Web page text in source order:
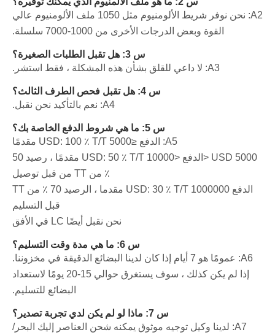
A2: نحن نوفر شريط الألومنيوم مثل 1050 ملف الألومنيوم عالي
القوة وبعض الدرجات الأخرى من 1000-7000 سلسلة.
س 3: هل تقبل الطلبات الصغيرة؟
A3: لا داعي للقلق بشأن هذه المشكلة ، فقط استشر.
س 4: هل تقبل فحص الطرف الثالث؟
A4: نعم بالتأكيد نحن نقبل.
س 5: ما هي شروط الدفع الخاصة بك؟
A5: الدفع ≤5000 USD: 100 ٪ T/T مقدمًا
5000 USD <الدفع <10000 USD: 50 ٪ T/T مقدمًا ، رصيد 50
٪ من TT من قبل توصيل
الدفع 1000000 USD: 30 ٪ T/T مقدما ، الرصيد 70 ٪ من TT
قبل التسليم
نحن نقبل أيضًا LC في الأفق
س 6: ما هي مدة وقت التسليم؟
A6: عمومًا هو 7 أيام إذا كان لدينا البضائع الدقيقة في مخزوننا.
إذا لم يكن كذلك ، سوف يستغرق حوالي 15-20 يومًا لاستعداد
البضائع للتسليم.
س 7: ماذا لو لم يكن لدي تجربة تصدير؟
A7: لدينا وكيل توجيه موثوق يمكنه شحن العناصر إليك البحر/